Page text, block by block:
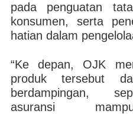
pada penguatan
konsumen, serta
hatian dalam
“Ke depan, OJK
produk tersebut
berdampingan,
asuransi